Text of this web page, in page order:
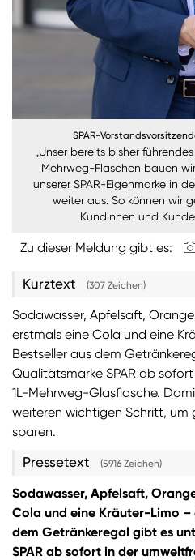
Zum SPAR
SPAR-
„Unser bereits bisher
Mehrweg-Flaschen bauen
unserer SPAR-Eigenmarke in
weiter aus. So können wir
Kundinnen und
Zu dieser Meldung gibt es:
Kurztext (307 Zeichen)
Sodawasser, Apfelsaft,
erstmals eine Cola und eine
Bestseller aus dem
Qualitätsmarke SPAR ab
1L-Mehrweg-Glasflasche.
weiteren wichtigen Schritt, um
sparen.
Pressetext (5916 Zeichen)
Sodawasser, Apfelsaft,
Cola und eine Kräuter-Limo –
dem Getränkeregal gibt es
SPAR ab sofort in der